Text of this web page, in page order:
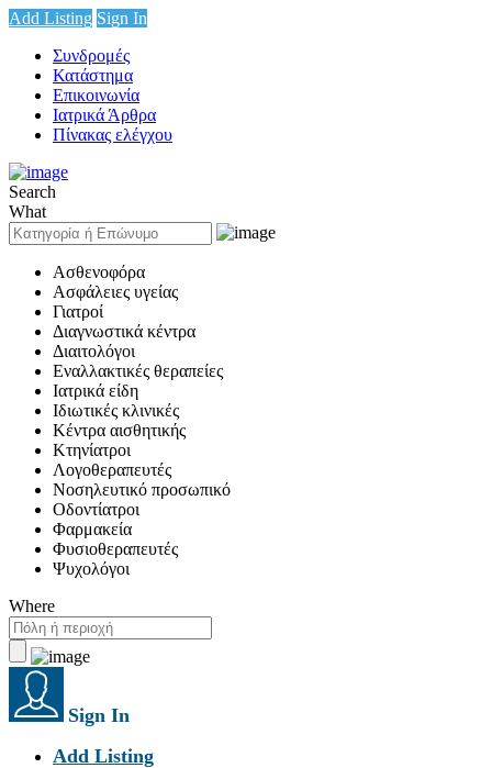
Add Listing Sign In
Συνδρομές
Κατάστημα
Επικοινωνία
Ιατρικά Άρθρα
Πίνακας ελέγχου
Search
What
Ασθενοφόρα
Ασφάλειες υγείας
Γιατροί
Διαγνωστικά κέντρα
Διαιτολόγοι
Εναλλακτικές θεραπείες
Ιατρικά είδη
Ιδιωτικές κλινικές
Κέντρα αισθητικής
Κτηνίατροι
Λογοθεραπευτές
Νοσηλευτικό προσωπικό
Οδοντίατροι
Φαρμακεία
Φυσιοθεραπευτές
Ψυχολόγοι
Where
Sign In
Add Listing